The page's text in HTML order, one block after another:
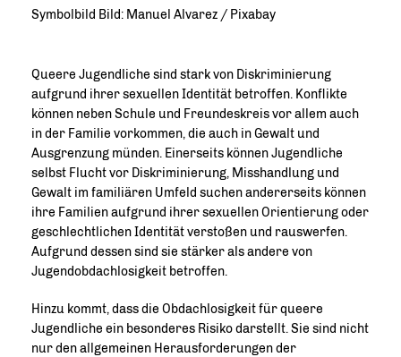
Symbolbild Bild: Manuel Alvarez / Pixabay
Queere Jugendliche sind stark von Diskriminierung
aufgrund ihrer sexuellen Identität betroffen. Konflikte
können neben Schule und Freundeskreis vor allem auch
in der Familie vorkommen, die auch in Gewalt und
Ausgrenzung münden. Einerseits können Jugendliche
selbst Flucht vor Diskriminierung, Misshandlung und
Gewalt im familiären Umfeld suchen andererseits können
ihre Familien aufgrund ihrer sexuellen Orientierung oder
geschlechtlichen Identität verstoßen und rauswerfen.
Aufgrund dessen sind sie stärker als andere von
Jugendobdachlosigkeit betroffen.
Hinzu kommt, dass die Obdachlosigkeit für queere
Jugendliche ein besonderes Risiko darstellt. Sie sind nicht
nur den allgemeinen Herausforderungen der